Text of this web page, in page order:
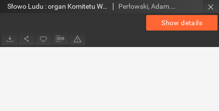
Show details
Słowo Ludu : organ Komitetu Wojewódzkiego Polskiej Zjednoczonej Partii Robotniczej, 1953, R.5, nr 168 Perłowski, Adam. Red.